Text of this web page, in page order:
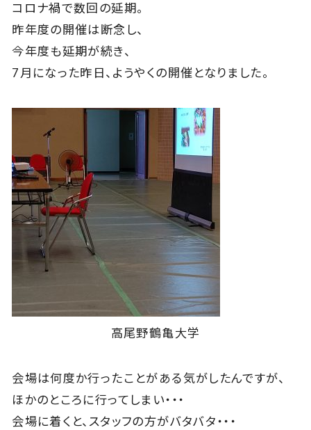
コロナ禍で数回の延期。
昨年度の開催は断念し、
今年度も延期が続き、
7月になった昨日、ようやくの開催となりました。
高尾野鶴亀大学
会場は何度か行ったことがある気がしたんですが、
ほかのところに行ってしまい・・・
会場に着くと、スタッフの方がバタバタ・・・